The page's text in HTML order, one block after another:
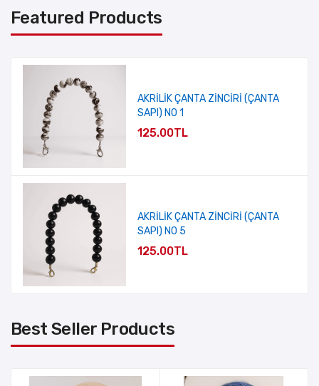
Featured Products
AKRİLİK ÇANTA ZİNCİRİ (ÇANTA
SAPI) NO 1
125.00TL
AKRİLİK ÇANTA ZİNCİRİ (ÇANTA
SAPI) NO 5
125.00TL
Best Seller Products